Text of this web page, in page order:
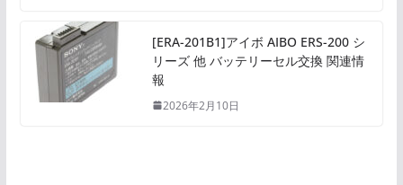
[ERA-201B1]アイボ AIBO ERS-200 シ
リーズ 他 バッテリーセル交換 関連情
報
2026年2月10日